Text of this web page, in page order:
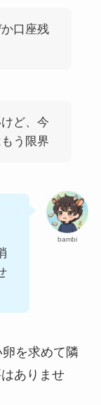
口座残
ど、今
う限界
bambi
を求めて隣
ありませ